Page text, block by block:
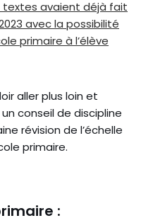
textes avaient déjà fait
avec la possibilité
primaire à l’élève
aller plus loin et
conseil de discipline
révision de l’échelle
primaire.
: